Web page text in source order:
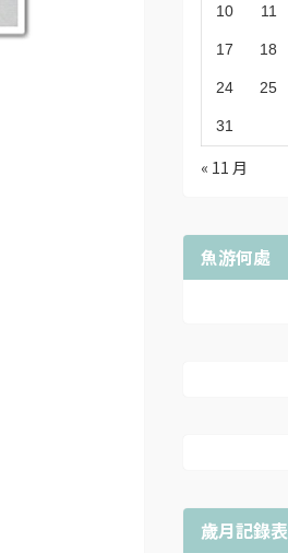
10 11
17 18
24 25
31
« 11 月
魚游何處
歲月記錄表